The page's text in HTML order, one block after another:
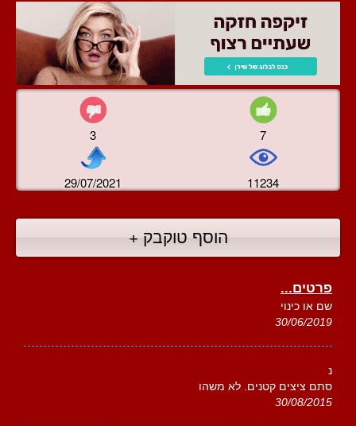
3 7
29/07/2021 11234
הוסף טוקבק +
פרטים...
שם או כינוי
30/06/2019
נ
סתם ציצים קטנים. לא משהו
30/08/2015